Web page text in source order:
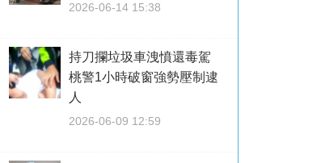
2026-06-14 15:38
持刀攔垃圾車洩憤還毒駕
桃警1小時破窗強勢壓制逮
人
2026-06-09 12:59